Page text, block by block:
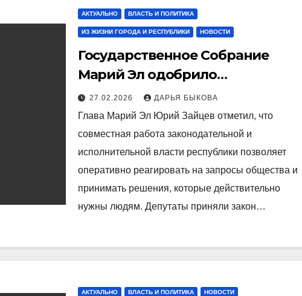
АКТУАЛЬНО ВЛАСТЬ И ПОЛИТИКА
ИЗ ЖИЗНИ ГОРОДА И РЕСПУБЛИКИ НОВОСТИ
Государственное Собрание
Марий Эл одобрило
инициативы правительства
республики, которые касаются
поддержки граждан
27.02.2026 ДАРЬЯ БЫКОВА
Глава Марий Эл Юрий Зайцев отметил, что
совместная работа законодательной и
исполнительной власти республики позволяет
оперативно реагировать на запросы общества и
принимать решения, которые действительно
нужны людям. Депутаты приняли закон…
АКТУАЛЬНО ВЛАСТЬ И ПОЛИТИКА НОВОСТИ